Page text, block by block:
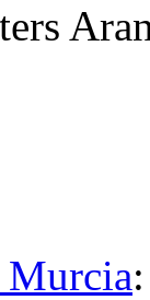
Murcia